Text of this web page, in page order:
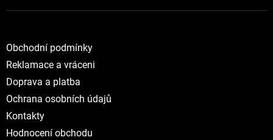
Obchodní podmínky
Reklamace a vráceni
Doprava a platba
Ochrana osobních údajů
Kontakty
Hodnocení obchodu